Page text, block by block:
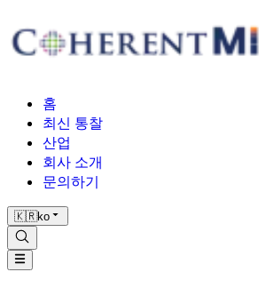
홈
최신 통찰
산업
회사 소개
문의하기
🇰🇷ko